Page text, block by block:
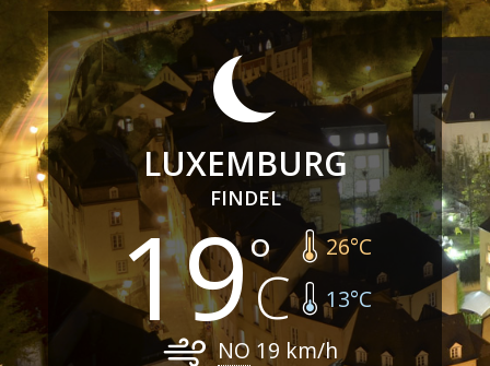
LUXEMBURG
FINDEL
19 26°C
13°C
NO 19 km/h